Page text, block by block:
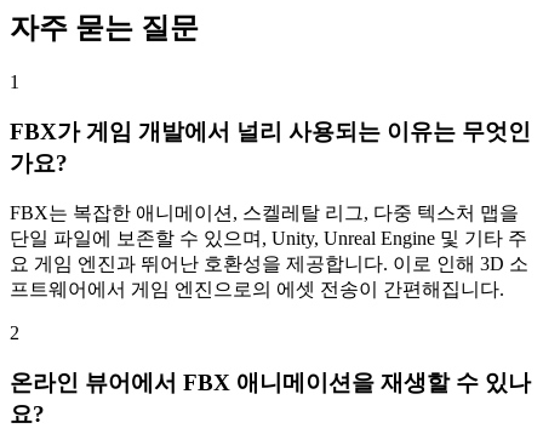
자주 묻는 질문
1
FBX가 게임 개발에서 널리 사용되는 이유는 무엇인
가요?
FBX는 복잡한 애니메이션, 스켈레탈 리그, 다중 텍스처 맵을
단일 파일에 보존할 수 있으며, Unity, Unreal Engine 및 기타 주
요 게임 엔진과 뛰어난 호환성을 제공합니다. 이로 인해 3D 소
프트웨어에서 게임 엔진으로의 에셋 전송이 간편해집니다.
2
온라인 뷰어에서 FBX 애니메이션을 재생할 수 있나
요?